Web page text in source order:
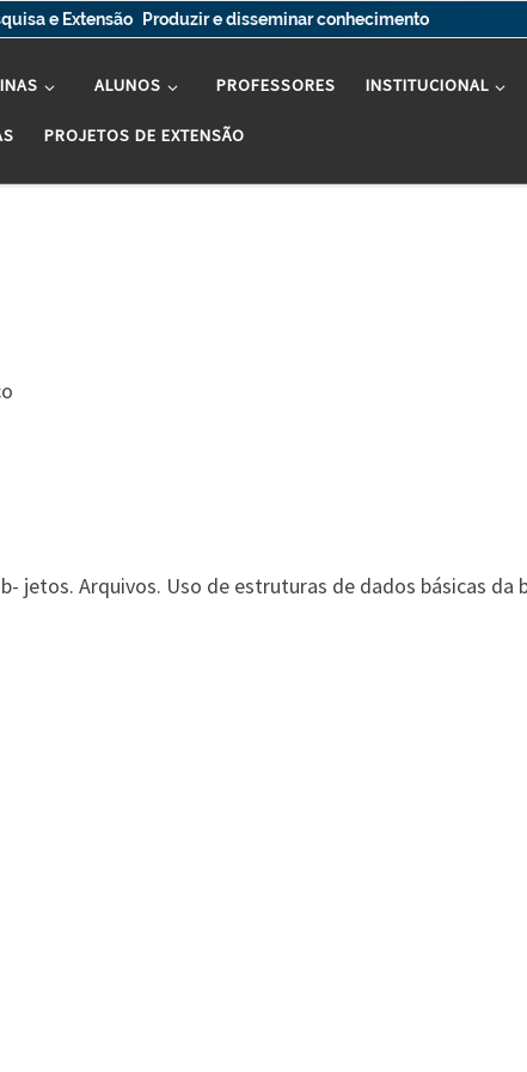
e Extensão Produzir e disseminar conhecimento
ALUNOS PROFESSORES INSTITUCIONAL
PROJETOS DE EXTENSÃO
jetos. Arquivos. Uso de estruturas de dados básicas da